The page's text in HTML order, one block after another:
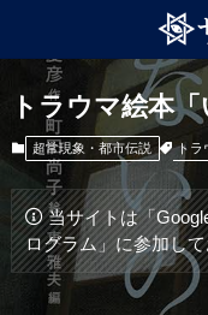
トラウマ絵本
超常現象・都市伝説 トラ
当サイトは「
ログラム」に参加し